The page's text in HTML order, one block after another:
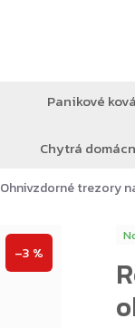
Panikové
Chytrá
Ohnivzdorné trezory
–3 %